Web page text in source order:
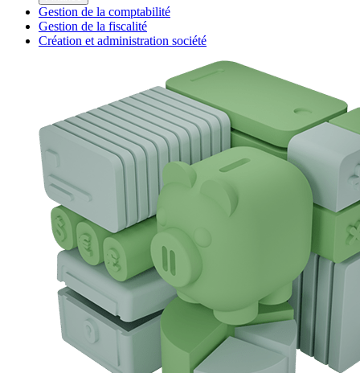
Gestion de la comptabilité
Gestion de la fiscalité
Création et administration société